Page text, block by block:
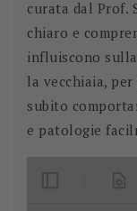
curata dal Prof.
chiaro e
influiscono
la vecchiaia,
subito
e patologie